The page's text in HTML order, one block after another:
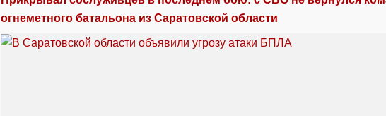
огнеметного батальона из Саратовской области